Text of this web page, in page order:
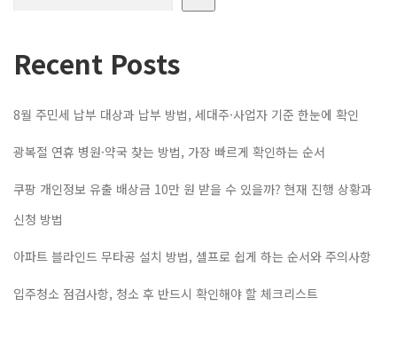
Recent Posts
8월 주민세 납부 대상과 납부 방법, 세대주·사업자 기준 한눈에 확인
광복절 연휴 병원·약국 찾는 방법, 가장 빠르게 확인하는 순서
쿠팡 개인정보 유출 배상금 10만 원 받을 수 있을까? 현재 진행 상황과
신청 방법
아파트 블라인드 무타공 설치 방법, 셀프로 쉽게 하는 순서와 주의사항
입주청소 점검사항, 청소 후 반드시 확인해야 할 체크리스트